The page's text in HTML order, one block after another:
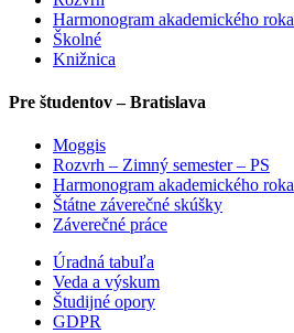
Harmonogram akademického roka
Školné
Knižnica
Pre študentov – Bratislava
Moggis
Rozvrh – Zimný semester – PS
Harmonogram akademického roka
Štátne záverečné skúšky
Záverečné práce
Úradná tabuľa
Veda a výskum
Študijné opory
GDPR